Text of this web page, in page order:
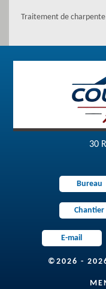
Traitement de
30
Bureau
Chantier
E-mail
©2026 - 2026